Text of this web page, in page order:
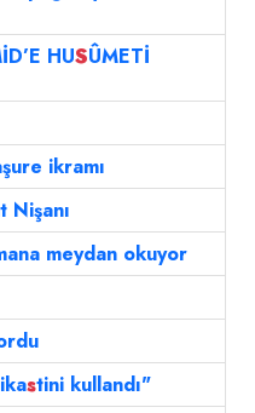
HUSÛMETİ
ikramı
Nişanı
meydan okuyor
stini kullandı"